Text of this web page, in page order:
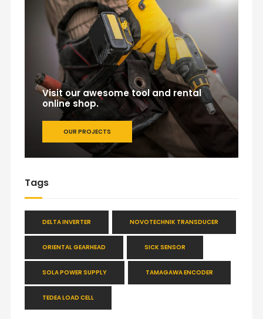
Visit our awesome tool and rental
online shop.
OUR PROJECTS
Tags
DELTA INVERTER NOVOTECHNIK TRANSDUCER
ORIENTAL GEARHEAD SICK SENSOR
SOLA POWER SUPPLY TAMAGAWA ENCODER
TEDEA LOAD CELL